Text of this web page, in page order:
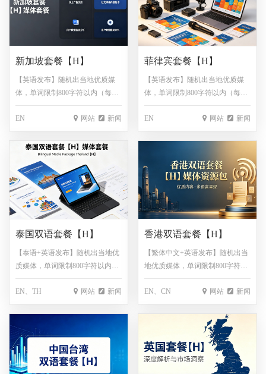
新加坡套餐【H】
【英语发布】随机出当地优质媒
体，单词限制800字符以内（每超
出100单词，额外收取200元，不
满100单词按100单词算），图片
免费1张，包翻译，保底链接200
家！！！
EN 网站 新闻
菲律宾套餐【H】
【英语发布】随机出当地优质媒
体，单词限制800字符以内（每超
出100单词，额外收取200元，不
满100单词按100单词算），图片
免费1张，包翻译，保底链接200
EN 网站 新闻
泰国双语套餐【H】
【泰语+英语发布】随机出当地优
质媒体，单词限制800字符以内
（每超出100单词，额外收取200
元，不满100单词按100单词
算），图片免费1张，包翻译，保
EN、TH 网站 新闻
香港双语套餐【H】
【繁体中文+英语发布】随机出当
地优质媒体，单词限制800字符以
内（每超出100单词，额外收取
200元，不满100单词按100单词
算），图片免费1张，包翻译，保
EN、CN 网站 新闻